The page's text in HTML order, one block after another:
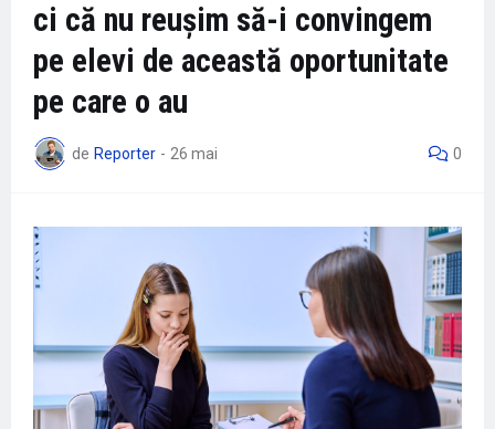
ci că nu reușim să-i convingem
pe elevi de această oportunitate
pe care o au
de Reporter - 26 mai 0